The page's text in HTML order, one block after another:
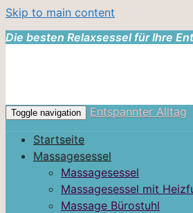
Skip to main content
Die besten Relaxsessel für Ihre
Toggle navigation
Entspannter Alltag
Startseite
Massagesessel
Massagesessel
Massagesessel mit
Massage Bürostuhl